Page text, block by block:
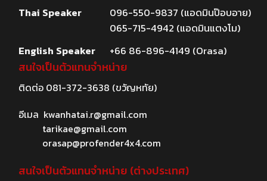
Thai Speaker
096-550-9837 (แอดมินป๊อบอาย)
065-715-4942 (แอดมินแตงโม)
English Speaker
+66 86-896-4149 (Orasa)
สนใจเป็นตัวแทนจำหน่าย
ติดต่อ 081-372-3638 (ขวัญหทัย)
อีเมล kwanhatai.r@gmail.com
tarikae@gmail.com
orasap@profender4x4.com
สนใจเป็นตัวแทนจำหน่าย (ต่างประเทศ)